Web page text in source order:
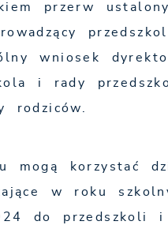
przerw
wniosek
i rady
rodziców.
mogą korzystać
w roku
do przedszkoli i